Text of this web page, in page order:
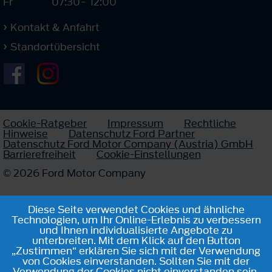
Kontakt & Anfahrt
Standortübersicht
Cookie-Ratgeber Impressum Rechtliche
Hinweise Datenschutz Ford Partner
Datenschutz Ford Motor Company (Austria) GmbH
Barrierefreiheit
Cookie-Einstellungen
© 2026 Ford Motor Company
Diese Seite verwendet Cookies und ähnliche
Technologien, um Ihr Online-Erlebnis zu verbessern
und Ihnen individualisierte Angebote zu
unterbreiten. Mit dem Klick auf den Button
„Zustimmen“ erklären Sie sich mit der Verwendung
von Cookies einverstanden. Sollten Sie mit der